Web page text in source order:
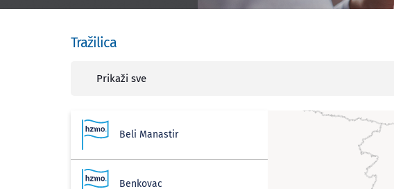
Tražilica
Prikaži sve
Beli Manastir
Benkovac